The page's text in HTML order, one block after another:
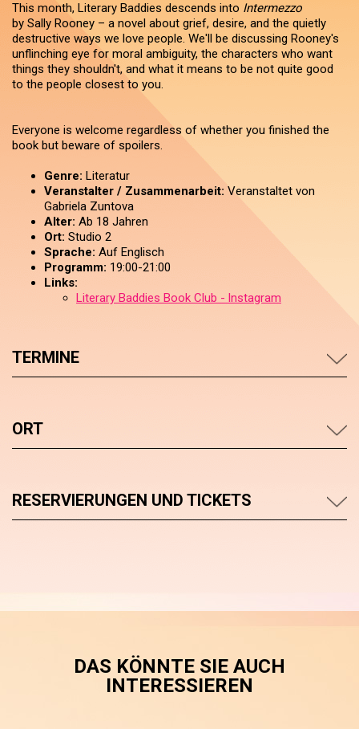
This month, Literary Baddies descends into Intermezzo
by Sally Rooney – a novel about grief, desire, and the quietly
destructive ways we love people. We'll be discussing Rooney's
unflinching eye for moral ambiguity, the characters who want
things they shouldn't, and what it means to be not quite good
to the people closest to you.
Everyone is welcome regardless of whether you finished the
book but beware of spoilers.
Genre: Literatur
Veranstalter / Zusammenarbeit: Veranstaltet von
Gabriela Zuntova
Alter: Ab 18 Jahren
Ort: Studio 2
Sprache: Auf Englisch
Programm: 19:00-21:00
Links:
Literary Baddies Book Club - Instagram
TERMINE
ORT
RESERVIERUNGEN UND TICKETS
DAS KÖNNTE SIE AUCH
INTERESSIEREN